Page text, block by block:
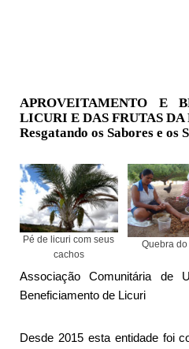
APROVEITAMENTO E
LICURI E DAS FRUTAS
Resgatando os Sabores e os
Pé de licuri com seus
cachos
Quebra
Associação Comunitária de
Beneficiamento de Licuri
Desde 2015 esta entidade foi